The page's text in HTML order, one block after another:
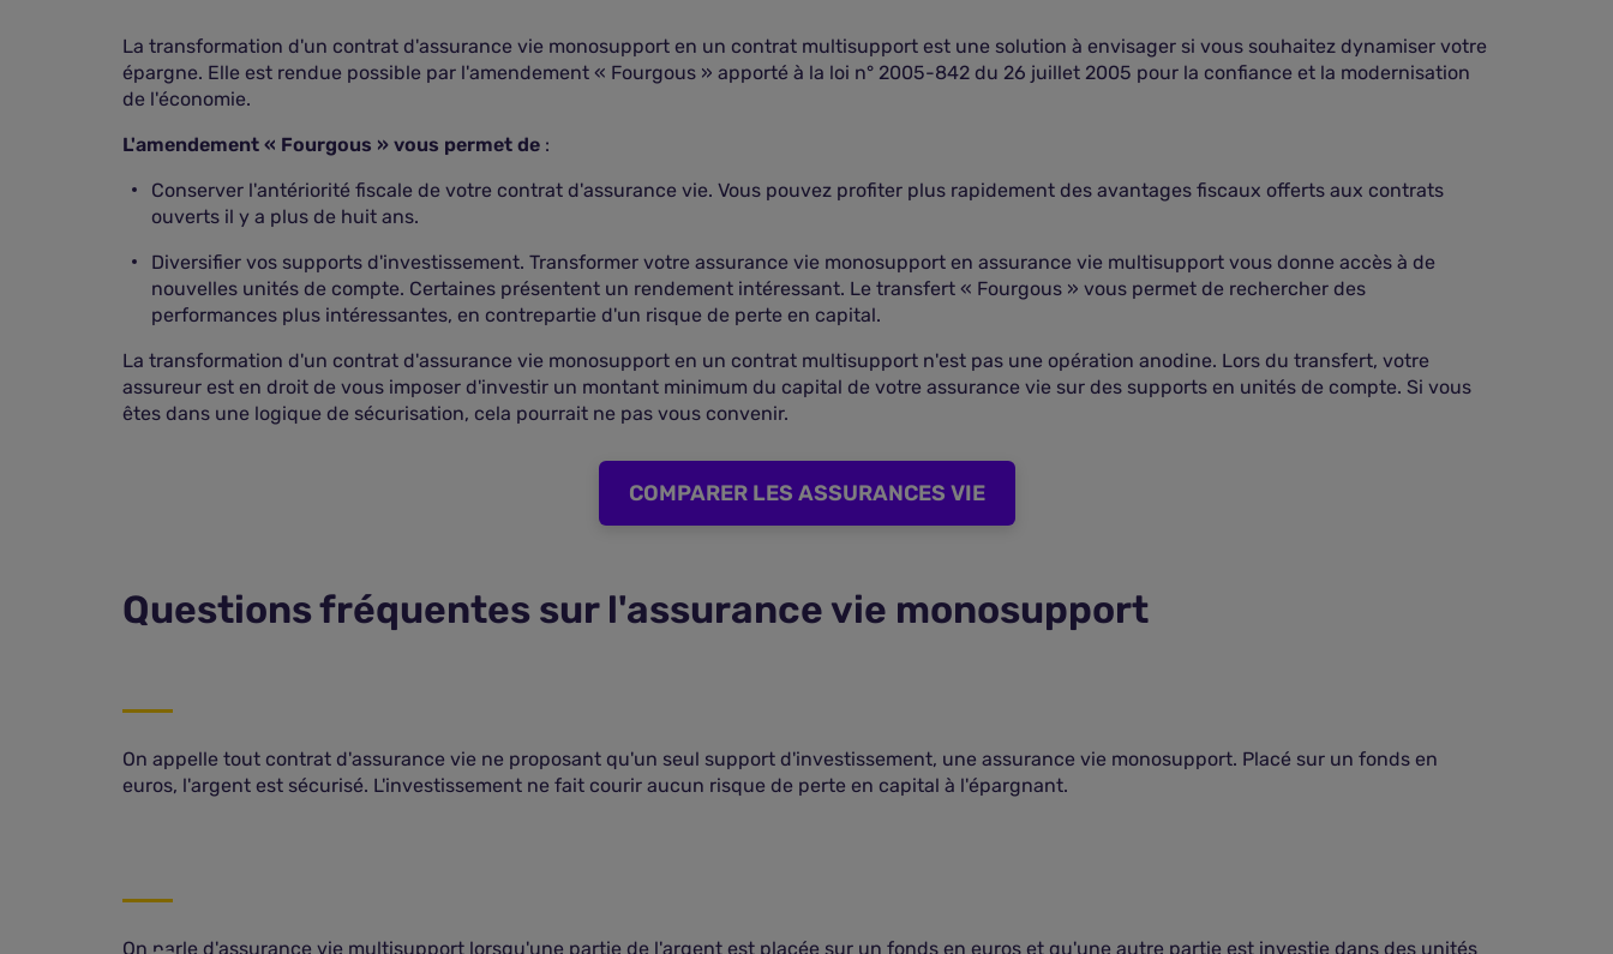
vie monosupport
La transformation d'un contrat d'assurance vie monosupport en un contrat multisupport est une solution à envisager si vous souhaitez dynamiser votre
épargne. Elle est rendue possible par l'amendement « Fourgous » apporté à la loi n° 2005-842 du 26 juillet 2005 pour la confiance et la modernisation
de l'économie.
L'amendement « Fourgous » vous permet de :
Conserver l'antériorité fiscale de votre contrat d'assurance vie. Vous pouvez profiter plus rapidement des avantages fiscaux offerts aux contrats
ouverts il y a plus de huit ans.
Diversifier vos supports d'investissement. Transformer votre assurance vie monosupport en assurance vie multisupport vous donne accès à de
nouvelles unités de compte. Certaines présentent un rendement intéressant. Le transfert « Fourgous » vous permet de rechercher des
performances plus intéressantes, en contrepartie d'un risque de perte en capital.
La transformation d'un contrat d'assurance vie monosupport en un contrat multisupport n'est pas une opération anodine. Lors du transfert, votre
assureur est en droit de vous imposer d'investir un montant minimum du capital de votre assurance vie sur des supports en unités de compte. Si vous
êtes dans une logique de sécurisation, cela pourrait ne pas vous convenir.
COMPARER LES ASSURANCES VIE
Questions fréquentes sur l'assurance vie monosupport
On appelle tout contrat d'assurance vie ne proposant qu'un seul support d'investissement, une assurance vie monosupport. Placé sur un fonds en
euros, l'argent est sécurisé. L'investissement ne fait courir aucun risque de perte en capital à l'épargnant.
On parle d'assurance vie multisupport lorsqu'une partie de l'argent est placée sur un fonds en euros et qu'une autre partie est investie dans des unités